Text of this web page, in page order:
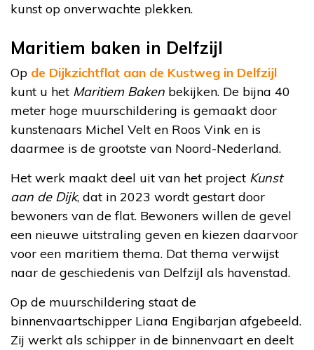
kunst op onverwachte plekken.
Maritiem baken in Delfzijl
Op de Dijkzichtflat aan de Kustweg in Delfzijl
kunt u het Maritiem Baken bekijken. De bijna 40
meter hoge muurschildering is gemaakt door
kunstenaars Michel Velt en Roos Vink en is
daarmee is de grootste van Noord-Nederland.
Het werk maakt deel uit van het project Kunst
aan de Dijk, dat in 2023 wordt gestart door
bewoners van de flat. Bewoners willen de gevel
een nieuwe uitstraling geven en kiezen daarvoor
voor een maritiem thema. Dat thema verwijst
naar de geschiedenis van Delfzijl als havenstad.
Op de muurschildering staat de
binnenvaartschipper Liana Engibarjan afgebeeld.
Zij werkt als schipper in de binnenvaart en deelt